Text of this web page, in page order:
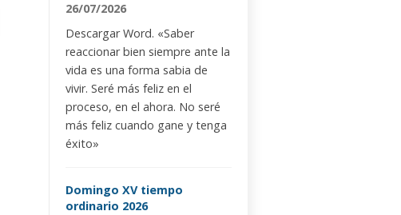
26/07/2026
Descargar Word. «Saber
reaccionar bien siempre ante la
vida es una forma sabia de
vivir. Seré más feliz en el
proceso, en el ahora. No seré
más feliz cuando gane y tenga
éxito»
Domingo XV tiempo
ordinario 2026